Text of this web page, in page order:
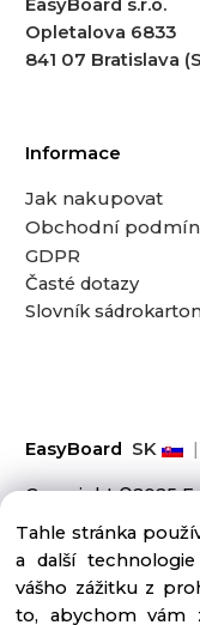
Opletalova 6833
841 07 Bratislava
Informace
Jak nakupovat
Obchodní
GDPR
Časté dotazy
Slovník
EasyBoard SK |
Copyright ©2025
Tahle stránka
a další
vášho zážitku z
to, abychom vám